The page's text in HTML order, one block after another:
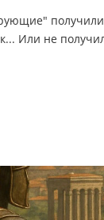
Или не